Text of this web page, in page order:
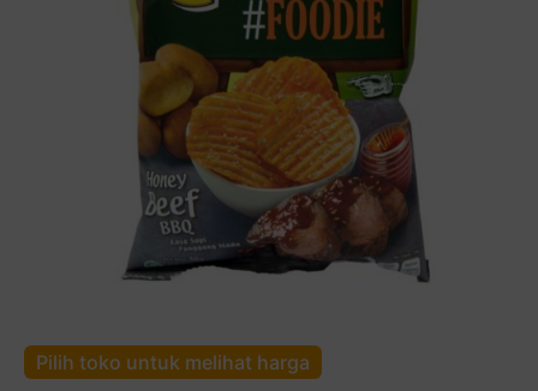
Pilih toko untuk melihat harga